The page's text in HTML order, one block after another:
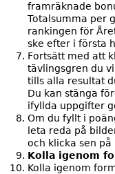
framräknade
Totalsumma per
rankingen för
ske efter i första
Fortsätt med att
tävlingsgren du
tills alla resultat
Du kan stänga
ifyllda uppgifter
Om du fyllt i
leta reda på
och klicka sen på
Kolla igenom
Kolla igenom